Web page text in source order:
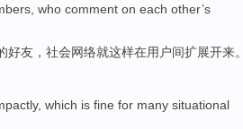
who comment on each other’s
好友， 社会网络就这样在用户间扩展开来。
, which is fine for many situational